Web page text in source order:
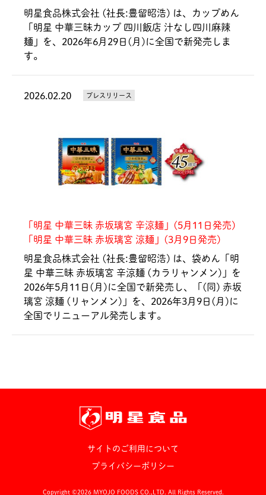
明星食品株式会社 (社長:豊留昭浩) は、カップめん
「明星 中華三昧カップ 四川飯店 汁なし四川麻辣
麺」を、2026年6月29日(月)に全国で新発売しま
す。
2026.02.20 プレスリリース
「明星 中華三昧 赤坂璃宮 辛涼麺」(5月11日発売)
「明星 中華三昧 赤坂璃宮 涼麺」(3月9日発売)
明星食品株式会社 (社長:豊留昭浩) は、袋めん「明
星 中華三昧 赤坂璃宮 辛涼麺 (カラリャンメン)」を
2026年5月11日(月)に全国で新発売し、「(同) 赤坂
璃宮 涼麺 (リャンメン)」を、2026年3月9日(月)に
全国でリニューアル発売します。
サイトのご利用について
プライバシーポリシー
Copyright ©2026 MYOJO FOODS CO.,LTD. All Rights Reserved.